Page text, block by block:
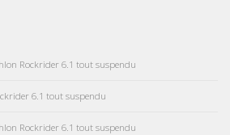
Rockrider 6.1 tout suspendu
6.1 tout suspendu
Rockrider 6.1 tout suspendu